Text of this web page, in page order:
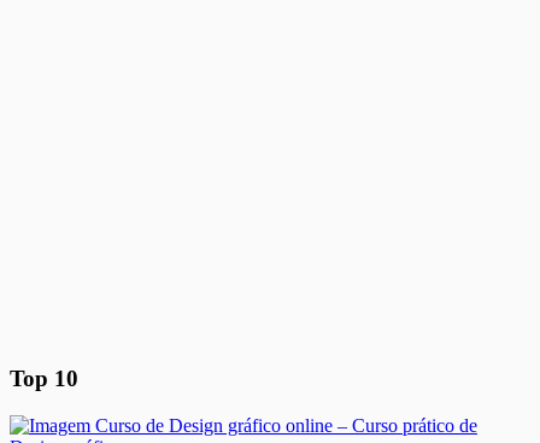
Top 10